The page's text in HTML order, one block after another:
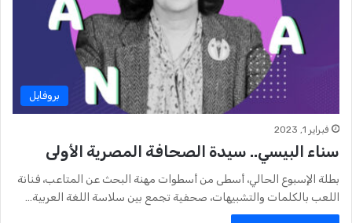
بروفايل
فبراير 1, 2023
سناء البيسي.. سيدة الصحافة المصرية الأولى
بطلة الإسبوع الحالي، أسطى من أسطوات مهنة البحث عن المتاعب، فنانة
اللعب بالكلمات والتشبيهات، صحفية تجمع بين سلاسة اللغة العربية…